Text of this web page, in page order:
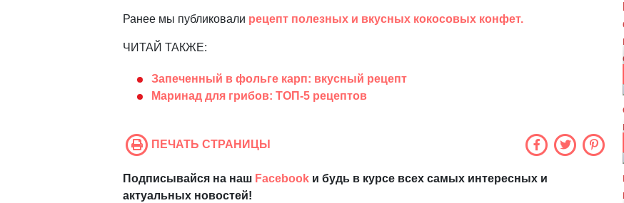
Ранее мы публиковали рецепт полезных и вкусных кокосовых конфет.
ЧИТАЙ ТАКЖЕ:
Запеченный в фольге карп: вкусный рецепт
Маринад для грибов: ТОП-5 рецептов
ПЕЧАТЬ СТРАНИЦЫ
Подписывайся на наш Facebook и будь в курсе всех самых интересных и
актуальных новостей!